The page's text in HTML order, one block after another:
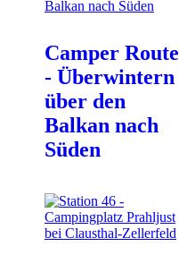
Camper Route
- Überwintern
über den
Balkan nach
Süden